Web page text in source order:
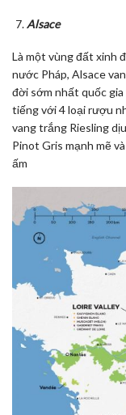
Alsace
Là một vùng đất xinh
nước Pháp, Alsace
đời sớm nhất quốc gia
tiếng với 4 loại rượu
vang trắng Riesling
Pinot Gris mạnh mẽ
ấm